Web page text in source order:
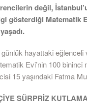
değil,
gösterdiği Matematik
hayattaki
Evi’nin 100
15 yaşındaki Fatma
SÜRPRİZ